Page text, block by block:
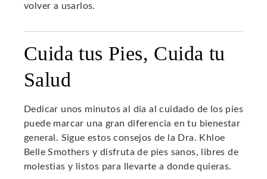
volver a usarlos.
Cuida tus Pies, Cuida tu
Salud
Dedicar unos minutos al día al cuidado de los pies
puede marcar una gran diferencia en tu bienestar
general. Sigue estos consejos de la Dra. Khloe
Belle Smothers y disfruta de pies sanos, libres de
molestias y listos para llevarte a donde quieras.